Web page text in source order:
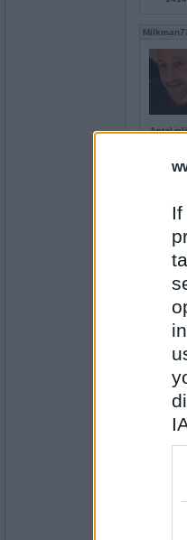
Antal
Haymo
Antal
1414